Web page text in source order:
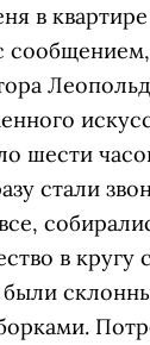
в
шести
стали
в кругу